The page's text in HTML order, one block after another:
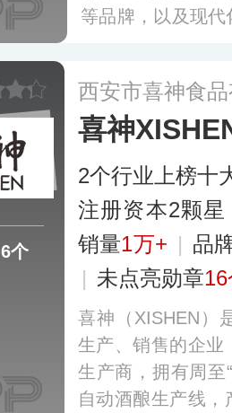
等品牌，以及现
6个
西安市喜神食
喜神
2个行业上榜十
注册资本2颗星
销量1万+ | 品
| 未点亮勋章
喜神（XISHEN）
生产、销售的企业
生产商，拥有周至
自动酒酿生产线